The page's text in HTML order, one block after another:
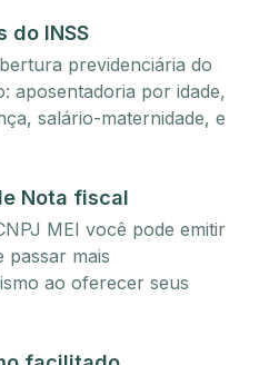
do INSS
previdenciária do
aposentadoria por idade,
salário-maternidade, e
Nota fiscal
MEI você pode emitir
passar mais
ao oferecer seus